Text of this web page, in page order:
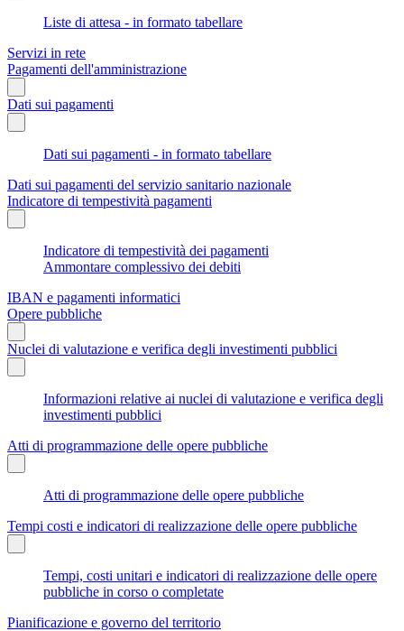
Liste di attesa - in formato tabellare
Servizi in rete
Pagamenti dell'amministrazione
Dati sui pagamenti
Dati sui pagamenti - in formato tabellare
Dati sui pagamenti del servizio sanitario nazionale
Indicatore di tempestività pagamenti
Indicatore di tempestività dei pagamenti
Ammontare complessivo dei debiti
IBAN e pagamenti informatici
Opere pubbliche
Nuclei di valutazione e verifica degli investimenti pubblici
Informazioni relative ai nuclei di valutazione e verifica degli
investimenti pubblici
Atti di programmazione delle opere pubbliche
Atti di programmazione delle opere pubbliche
Tempi costi e indicatori di realizzazione delle opere pubbliche
Tempi, costi unitari e indicatori di realizzazione delle opere
pubbliche in corso o completate
Pianificazione e governo del territorio